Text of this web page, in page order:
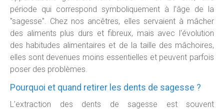
période qui correspond symboliquement à l’âge de la
"sagesse". Chez nos ancêtres, elles servaient à mâcher
des aliments plus durs et fibreux, mais avec l'évolution
des habitudes alimentaires et de la taille des mâchoires,
elles sont devenues moins essentielles et peuvent parfois
poser des problèmes.
Pourquoi et quand retirer les dents de sagesse ?
L’extraction des dents de sagesse est souvent